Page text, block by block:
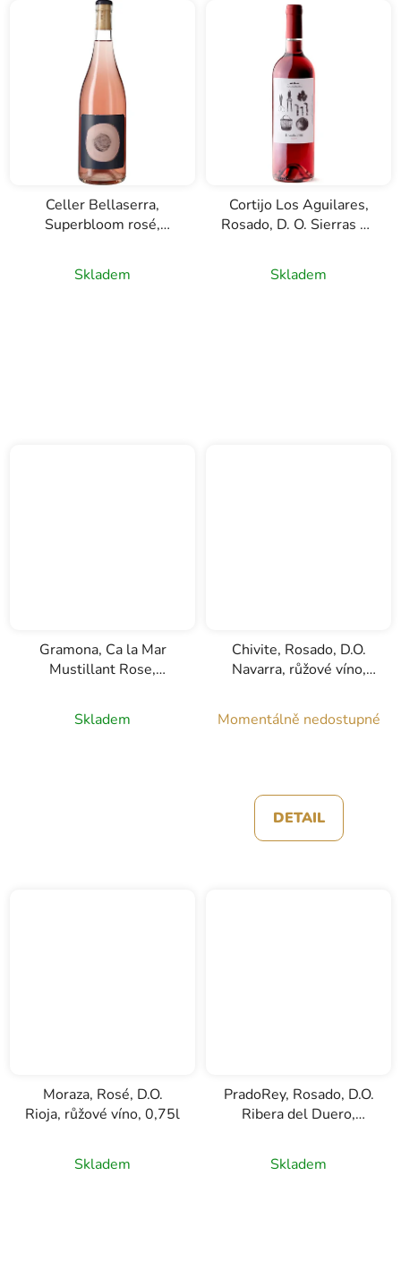
Celler Bellaserra,
Superbloom rosé,
0,75l
Skladem
Cortijo Los Aguilares,
Rosado, D. O. Sierras de
0,75l
Skladem
Gramona, Ca la Mar
Mustillant Rose,
poloperlivé víno, 0,75l
Skladem
Chivite, Rosado, D.O.
Navarra, růžové víno,
Momentálně nedostupné
DETAIL
Moraza, Rosé, D.O.
Rioja, růžové víno, 0,75l
Skladem
PradoRey, Rosado, D.O.
Ribera del Duero,
Skladem